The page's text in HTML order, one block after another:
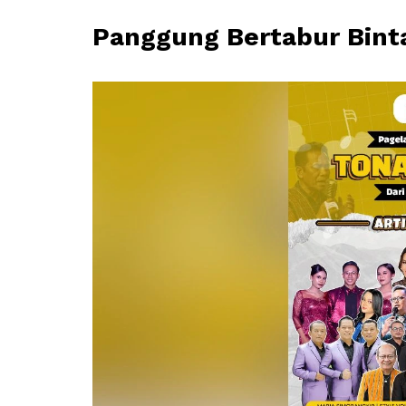
Panggung Bertabur